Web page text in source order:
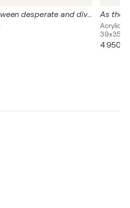
Somewhere between desperate and divine As the
39x35in
4 950